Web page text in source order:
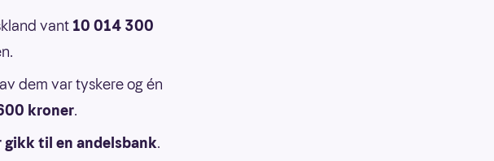
vant10 014 300
dem var tyskere og én
kroner.
til en andelsbank.